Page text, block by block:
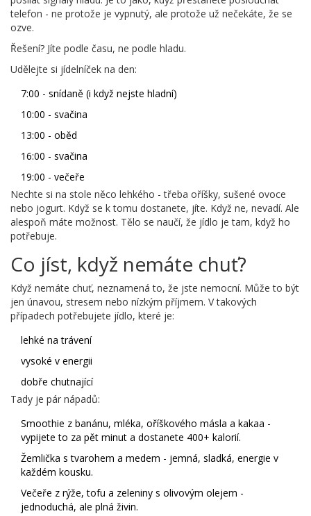
telefon - ne protože je vypnutý, ale protože už nečekáte, že se
ozve.
Řešení? Jíte podle času, ne podle hladu.
Udělejte si jídelníček na den:
7:00 - snídaně (i když nejste hladní)
10:00 - svačina
13:00 - oběd
16:00 - svačina
19:00 - večeře
Nechte si na stole něco lehkého - třeba oříšky, sušené ovoce
nebo jogurt. Když se k tomu dostanete, jíte. Když ne, nevadí. Ale
alespoň máte možnost. Tělo se naučí, že jídlo je tam, když ho
potřebuje.
Co jíst, když nemáte chuť?
Když nemáte chuť, neznamená to, že jste nemocní. Může to být
jen únavou, stresem nebo nízkým příjmem. V takových
případech potřebujete jídlo, které je:
lehké na trávení
vysoké v energii
dobře chutnající
Tady je pár nápadů:
Smoothie z banánu, mléka, oříškového másla a kakaa -
vypijete to za pět minut a dostanete 400+ kalorií.
Žemlička s tvarohem a medem - jemná, sladká, energie v
každém kousku.
Večeře z rýže, tofu a zeleniny s olivovým olejem -
jednoduchá, ale plná živin.